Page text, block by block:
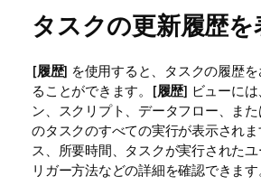
タスクの更新履歴を
[履歴] を使用すると、タスクの履歴
ることができます。[履歴] ビューには
ン、スクリプト、データフロー、ま
のタスクのすべての実行が表示され
ス、所要時間、タスクが実行された
リガー方法などの詳細を確認できます